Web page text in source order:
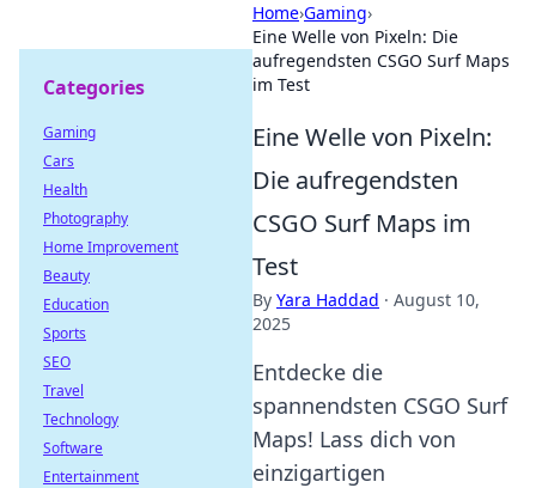
Home›Gaming›
Eine Welle von Pixeln: Die
aufregendsten CSGO Surf Maps
im Test
Eine Welle von Pixeln:
Die aufregendsten
CSGO Surf Maps im
Test
By Yara Haddad · August 10,
2025
Entdecke die
spannendsten CSGO Surf
Maps! Lass dich von
einzigartigen
Categories
Gaming
Cars
Health
Photography
Home Improvement
Beauty
Education
Sports
SEO
Travel
Technology
Software
Entertainment